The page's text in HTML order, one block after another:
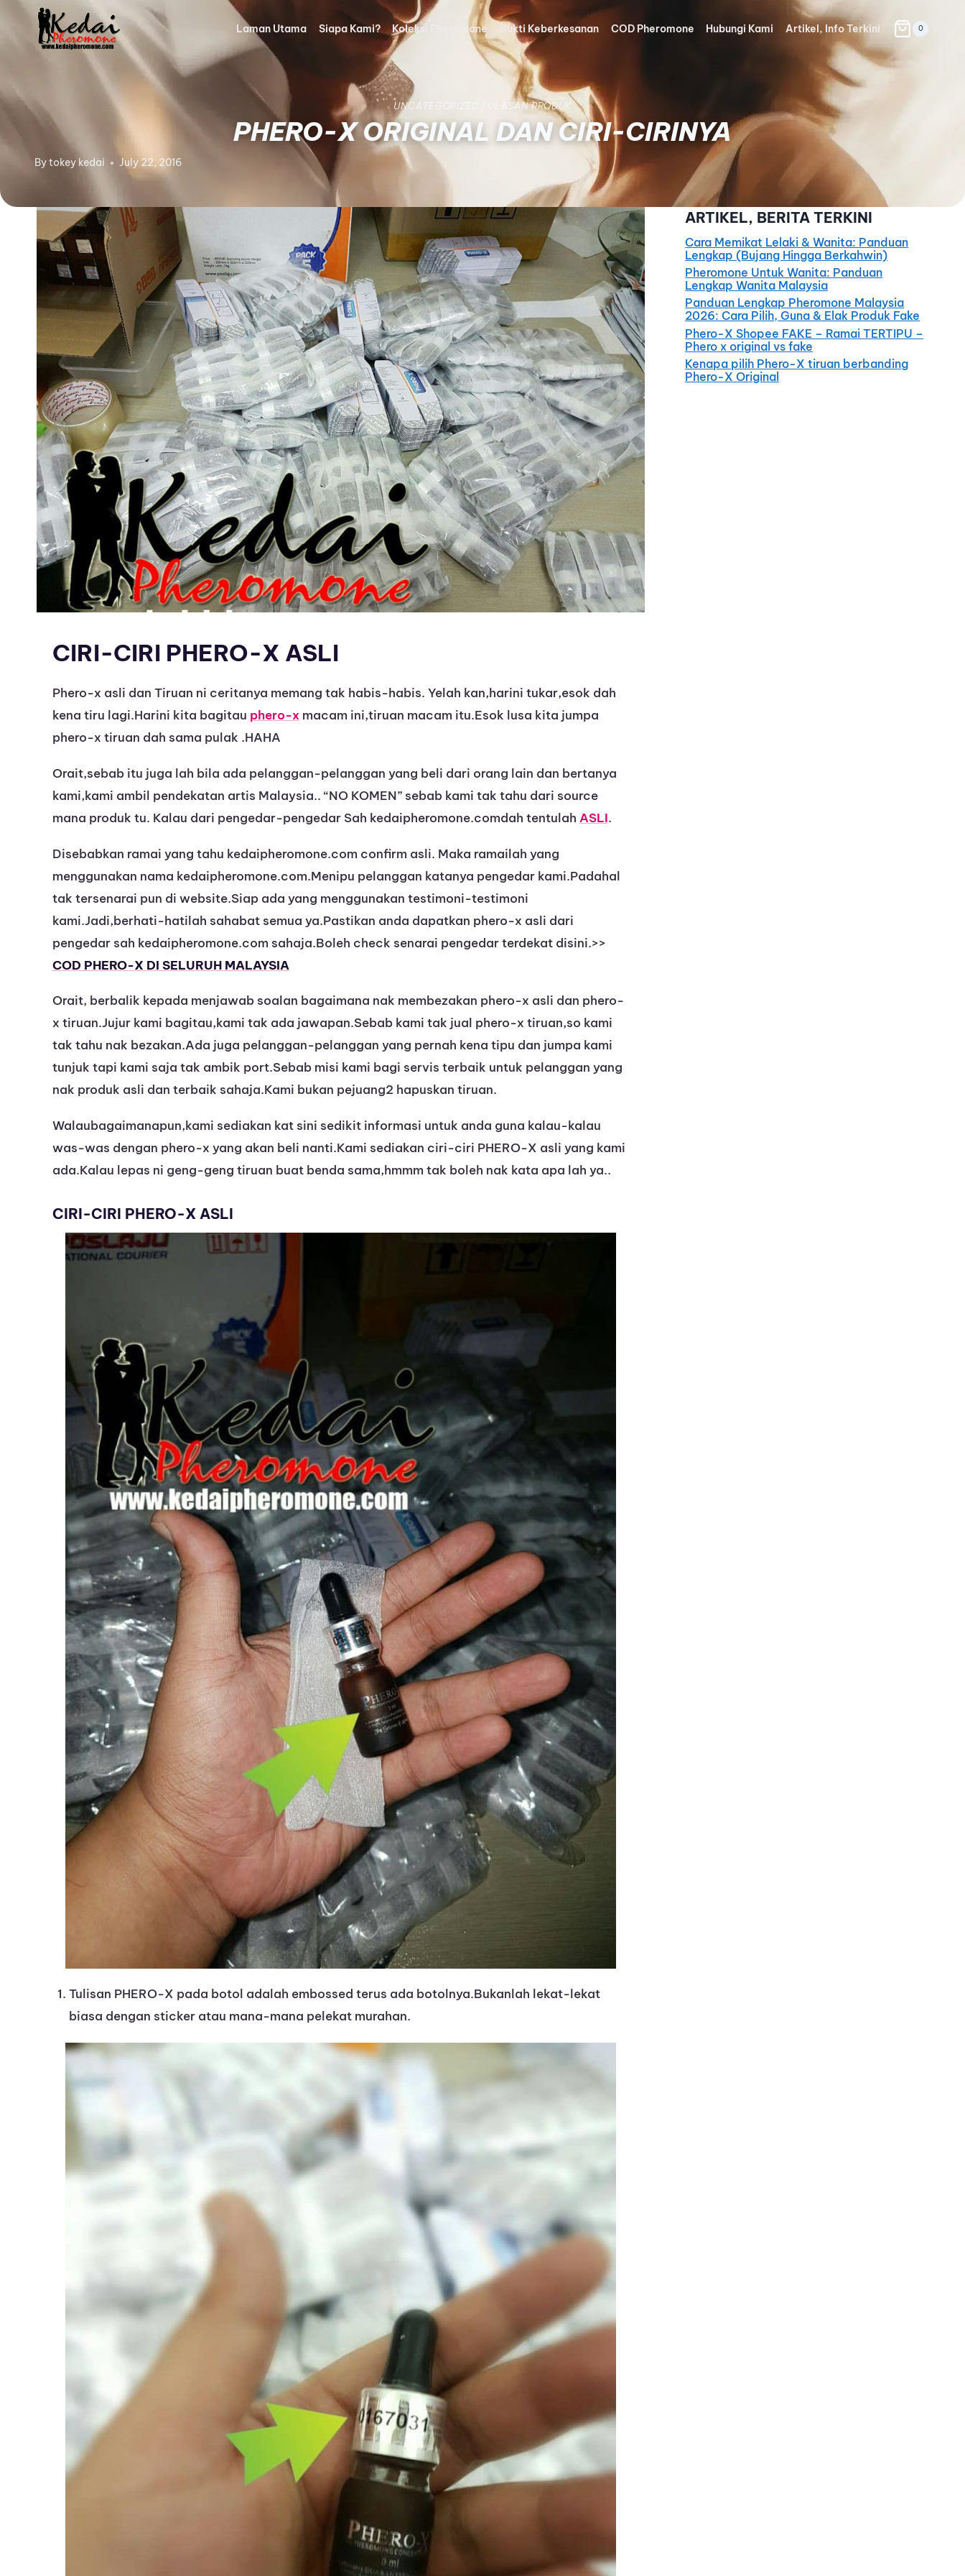
Laman Utama Siapa Kami? Koleksi Pheromone Bukti Keberkesanan COD Pheromone Hubungi Kami Artikel, Info Terkini 0
UNCATEGORIZED ULASAN PRODUK
PHERO-X ORIGINAL DAN CIRI-CIRINYA
Bytokey kedai July 22, 2016
CIRI-CIRI PHERO-X ASLI
Phero-x asli dan Tiruan ni ceritanya memang tak habis-habis. Yelah kan,harini tukar,esok dah
kena tiru lagi.Harini kita bagitau phero-xmacam ini,tiruan macam itu.Esok lusa kita jumpa
phero-x tiruan dah sama pulak .HAHA
Orait,sebab itu juga lah bila ada pelanggan-pelanggan yang beli dari orang lain dan bertanya
kami,kami ambil pendekatan artis Malaysia.. “NO KOMEN” sebab kami tak tahu dari source
mana produk tu. Kalau dari pengedar-pengedar Sah kedaipheromone.comdah tentulah ASLI.
Disebabkan ramai yang tahu kedaipheromone.com confirm asli. Maka ramailah yang
menggunakan nama kedaipheromone.com.Menipu pelanggan katanya pengedar kami.Padahal
tak tersenarai pun di website.Siap ada yang menggunakan testimoni-testimoni
kami.Jadi,berhati-hatilah sahabat semua ya.Pastikan anda dapatkan phero-x asli dari
pengedar sah kedaipheromone.com sahaja.Boleh check senarai pengedar terdekat disini.>>
COD PHERO-X DI SELURUH MALAYSIA
Orait, berbalik kepada menjawab soalan bagaimana nak membezakan phero-x asli dan phero-
x tiruan.Jujur kami bagitau,kami tak ada jawapan.Sebab kami tak jual phero-x tiruan,so kami
tak tahu nak bezakan.Ada juga pelanggan-pelanggan yang pernah kena tipu dan jumpa kami
tunjuk tapi kami saja tak ambik port.Sebab misi kami bagi servis terbaik untuk pelanggan yang
nak produk asli dan terbaik sahaja.Kami bukan pejuang2 hapuskan tiruan.
Walaubagaimanapun,kami sediakan kat sini sedikit informasi untuk anda guna kalau-kalau
was-was dengan phero-x yang akan beli nanti.Kami sediakan ciri-ciri PHERO-X asli yang kami
ada.Kalau lepas ni geng-geng tiruan buat benda sama,hmmm tak boleh nak kata apa lah ya..
CIRI-CIRI PHERO-X ASLI
Tulisan PHERO-X pada botol adalah embossed terus ada botolnya.Bukanlah lekat-lekat
biasa dengan sticker atau mana-mana pelekat murahan.
ARTIKEL, BERITA TERKINI
Cara Memikat Lelaki & Wanita: Panduan
Lengkap (Bujang Hingga Berkahwin)
Pheromone Untuk Wanita: Panduan
Lengkap Wanita Malaysia
Panduan Lengkap Pheromone Malaysia
2026: Cara Pilih, Guna & Elak Produk Fake
Phero-X Shopee FAKE – Ramai TERTIPU –
Phero x original vs fake
Kenapa pilih Phero-X tiruan berbanding
Phero-X Original